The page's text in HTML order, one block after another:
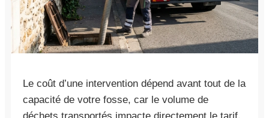
Le coût d’une intervention dépend avant tout de la
capacité de votre fosse, car le volume de